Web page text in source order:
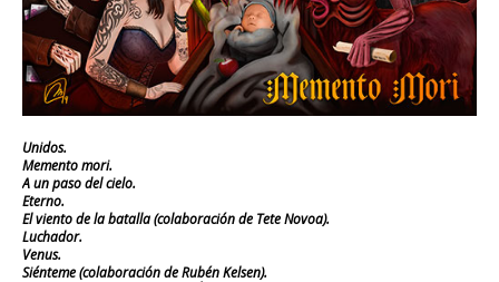
Unidos.
Memento mori.
A un paso del cielo.
Eterno.
El viento de la batalla (colaboración de Tete Novoa).
Luchador.
Venus.
Siénteme (colaboración de Rubén Kelsen).